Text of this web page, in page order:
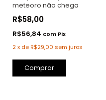
meteoro não chega
R$58,00
R$56,84 com Pix
2x deR$29,00 sem juros
Comprar